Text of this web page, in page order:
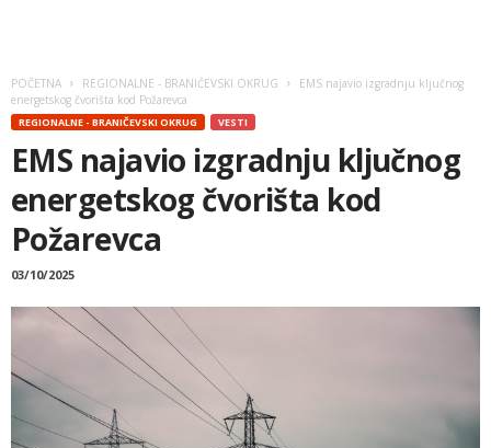
POČETNA REGIONALNE - BRANIČEVSKI OKRUG
EMS najavio izgradnju ključnog
energetskog čvorišta kod Požarevca
REGIONALNE - BRANIČEVSKI OKRUG VESTI
EMS najavio izgradnju ključnog
energetskog čvorišta kod
Požarevca
03/10/2025